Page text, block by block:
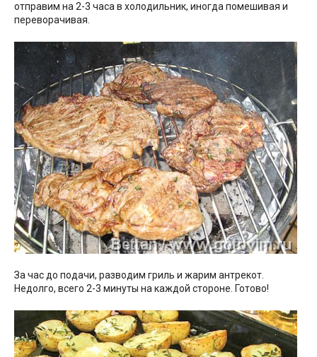
отправим на 2-3 часа в холодильник, иногда помешивая и
переворачивая.
За час до подачи, разводим гриль и жарим антрекот.
Недолго, всего 2-3 минуты на каждой стороне. Готово!